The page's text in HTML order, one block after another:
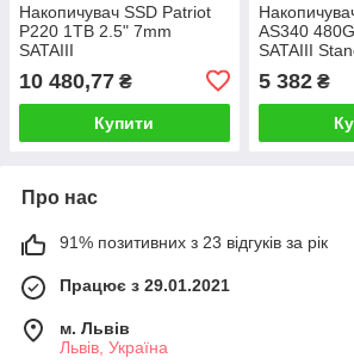
Накопичувач SSD Patriot
P220 1TB 2.5" 7mm
SATAIII
10 480,77 ₴
Купити
AS340
SATAIII
5 382₴
Про нас
91% позитивних з 23 відгуків за рік
Працює з 29.01.2021
м. Львів
Львів, Україна